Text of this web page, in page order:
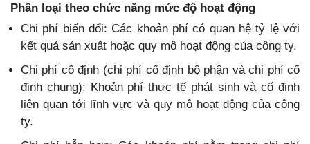
Phân loại theo chức năng mức độ hoạt động
Chi phí biến đổi: Các khoản phí có quan hệ tỷ lệ với
kết quả sản xuất hoặc quy mô hoạt động của công ty.
Chi phí cố định (chi phí cố định bộ phận và chi phí cố
định chung): Khoản phí thực tế phát sinh và cố định
liên quan tới lĩnh vực và quy mô hoạt động của công
ty.